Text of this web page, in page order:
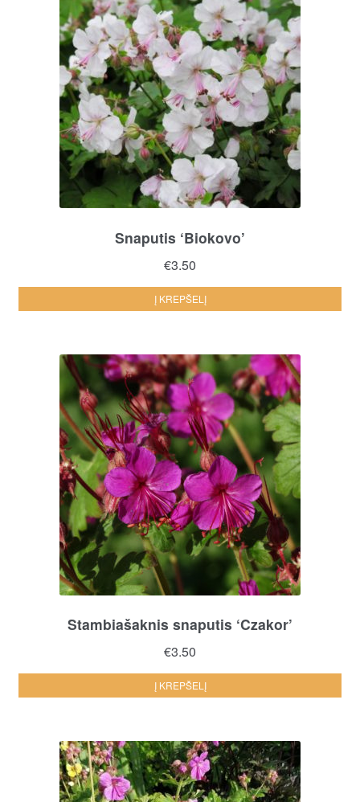
Snaputis ‘Biokovo’
€3.50
Į KREPŠELĮ
Stambiašaknis snaputis ‘Czakor’
€3.50
Į KREPŠELĮ